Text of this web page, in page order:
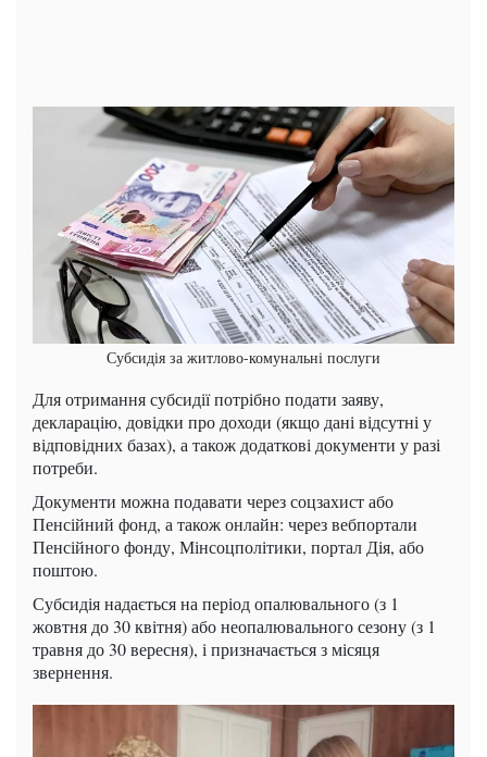
Субсидія за житлово-комунальні послуги
Для отримання субсидії потрібно подати заяву,
декларацію, довідки про доходи (якщо дані відсутні у
відповідних базах), а також додаткові документи у разі
потреби.
Документи можна подавати через соцзахист або
Пенсійний фонд, а також онлайн: через вебпортали
Пенсійного фонду, Мінсоцполітики, портал Дія, або
поштою.
Субсидія надається на період опалювального (з 1
жовтня до 30 квітня) або неопалювального сезону (з 1
травня до 30 вересня), і призначається з місяця
звернення.